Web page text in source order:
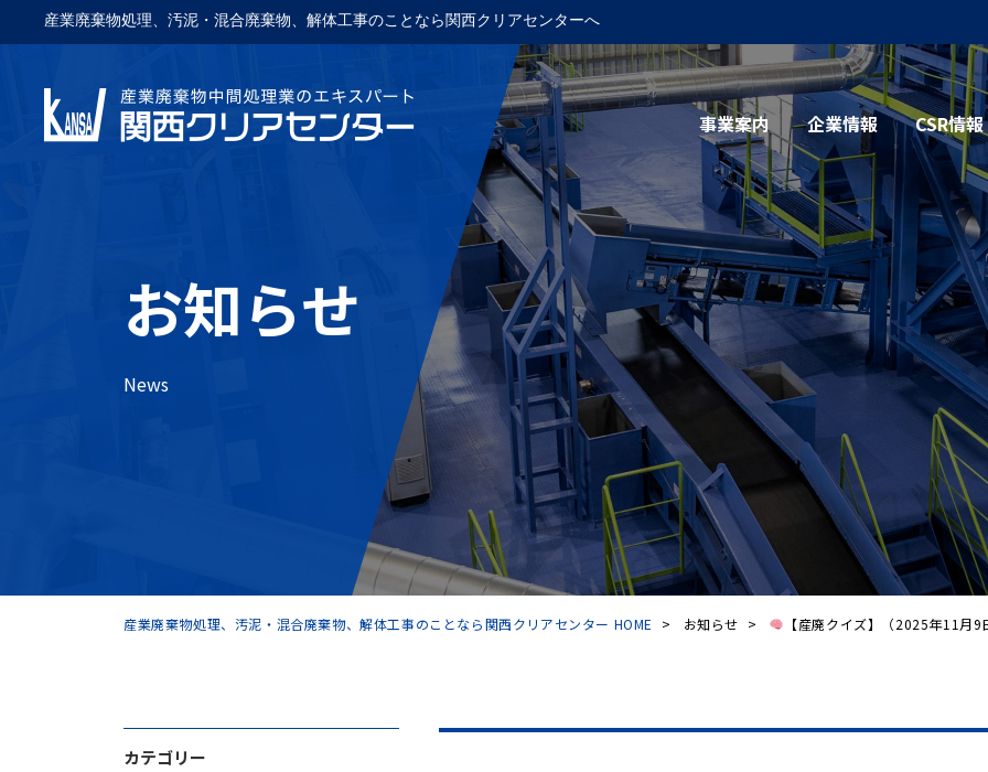
産業廃棄物処理、汚泥・混合廃棄物、解体工事のことなら関西クリアセンターへ
事業案内 企業情報 CSR情報
お知らせ
News
産業廃棄物処理、汚泥・混合廃棄物、解体工事のことなら関西クリアセンター HOME > お知らせ > 【産廃クイズ】（2025年11月9
カテゴリー